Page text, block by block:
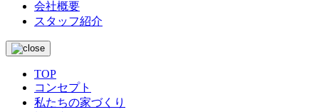
会社概要
スタッフ紹介
TOP
コンセプト
私たちの家づくり